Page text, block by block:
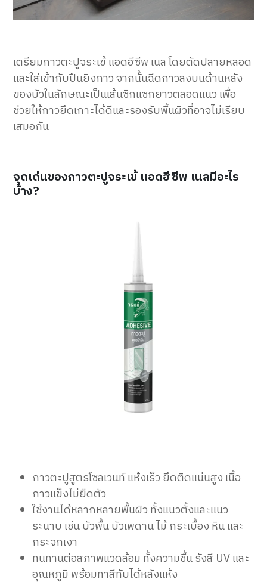
เตรียมกาวตะปูจระเข้ แอดฮีซีพ เนล โดยตัดปลายหลอด
และใส่เข้ากับปืนยิงกาว จากนั้นฉีดกาวลงบนด้านหลัง
ของบัวในลักษณะเป็นเส้นซิกแซกยาวตลอดแนว เพื่อ
ช่วยให้กาวยึดเกาะได้ดีและรองรับพื้นผิวที่อาจไม่เรียบ
เสมอกัน
จุดเด่นของกาวตะปูจระเข้ แอดฮีซีพ เนลมีอะไร
บ้าง?
กาวตะปูสูตรโซลเวนท์ แห้งเร็ว ยึดติดแน่นสูง เนื้อ
กาวแข็งไม่ยืดตัว
ใช้งานได้หลากหลายพื้นผิว ทั้งแนวตั้งและแนว
ระนาบ เช่น บัวพื้น บัวเพดาน ไม้ กระเบื้อง หิน และ
กระจกเงา
ทนทานต่อสภาพแวดล้อม ทั้งความชื้น รังสี UV และ
อุณหภูมิ พร้อมทาสีทับได้หลังแห้ง